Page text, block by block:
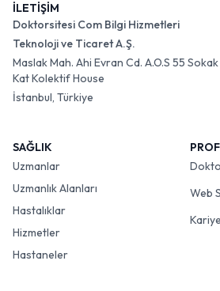
İLETİŞİM
Doktorsitesi Com Bilgi Hizmetleri
Teknoloji ve Ticaret A.Ş.
Maslak Mah. Ahi Evran Cd. A.O.S 55
Kat Kolektif House
İstanbul, Türkiye
SAĞLIK
Uzmanlar
Uzmanlık Alanları
Hastalıklar
Hizmetler
Hastaneler
Web